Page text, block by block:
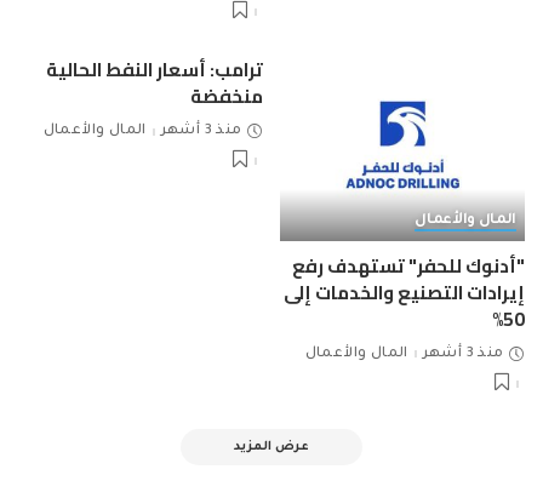
المال والأعمال
"أدنوك للحفر" تستهدف رفع
إيرادات التصنيع والخدمات إلى
50%
منذ 3 أشهر المال والأعمال
ترامب: أسعار النفط الحالية
منخفضة
منذ 3 أشهر المال والأعمال
عرض المزيد